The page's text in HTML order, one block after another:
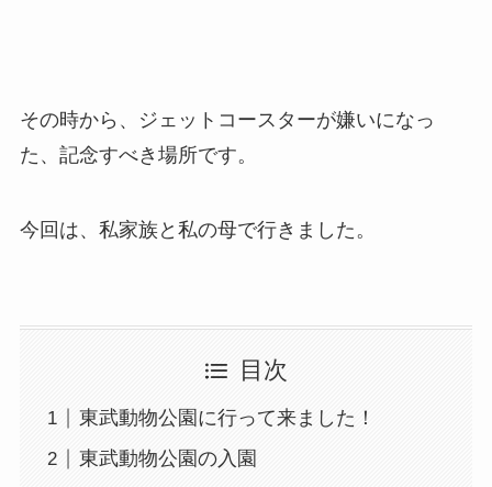
その時から、ジェットコースターが嫌いになっ
た、記念すべき場所です。
今回は、私家族と私の母で行きました。
目次
東武動物公園に行って来ました！
東武動物公園の入園